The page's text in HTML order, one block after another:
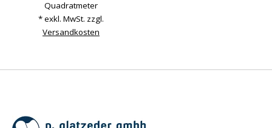
Quadratmeter
* exkl. MwSt. zzgl.
Versandkosten